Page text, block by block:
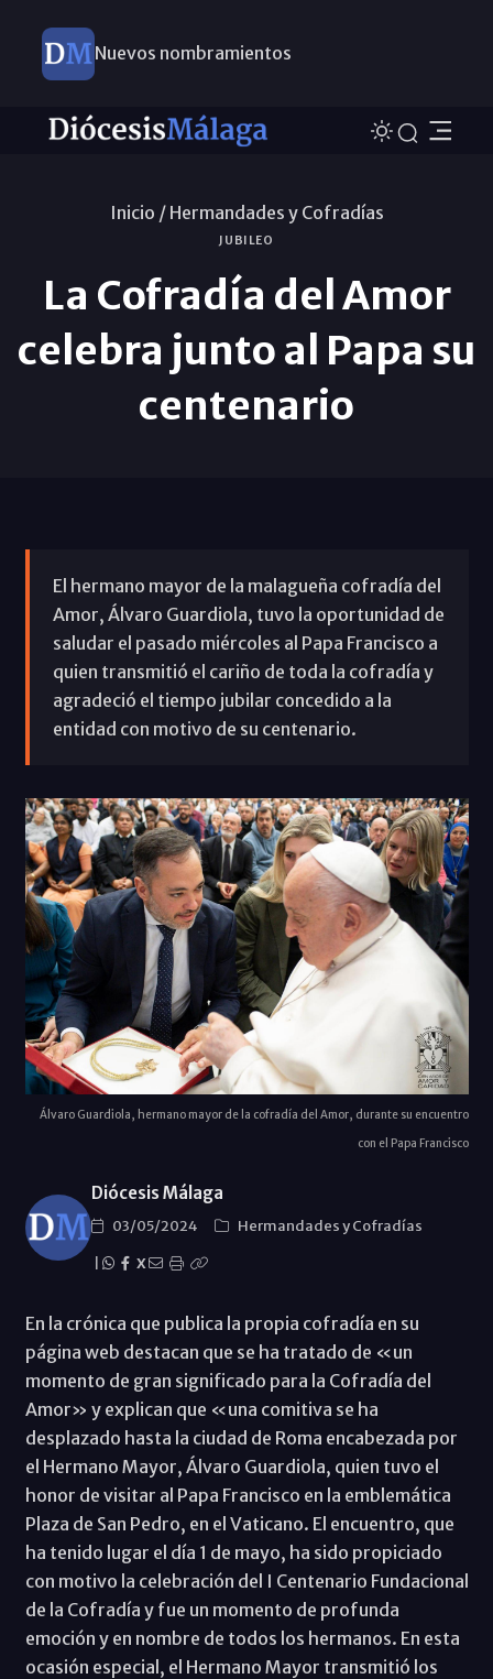
Nuevos nombramientos
Inicio / Hermandades y Cofradías
JUBILEO
La Cofradía del Amor
celebra junto al Papa su
centenario
El hermano mayor de la malagueña cofradía del
Amor, Álvaro Guardiola, tuvo la oportunidad de
saludar el pasado miércoles al Papa Francisco a
quien transmitió el cariño de toda la cofradía y
agradeció el tiempo jubilar concedido a la
entidad con motivo de su centenario.
Álvaro Guardiola, hermano mayor de la cofradía del Amor, durante su encuentro
con el Papa Francisco
Diócesis Málaga
03/05/2024
Hermandades y Cofradías
X
En la crónica que publica la propia cofradía en su
página web destacan que se ha tratado de «un
momento de gran significado para la Cofradía del
Amor» y explican que «una comitiva se ha
desplazado hasta la ciudad de Roma encabezada por
el Hermano Mayor, Álvaro Guardiola, quien tuvo el
honor de visitar al Papa Francisco en la emblemática
Plaza de San Pedro, en el Vaticano. El encuentro, que
ha tenido lugar el día 1 de mayo, ha sido propiciado
con motivo la celebración del I Centenario Fundacional
de la Cofradía y fue un momento de profunda
emoción y en nombre de todos los hermanos. En esta
ocasión especial, el Hermano Mayor transmitió los